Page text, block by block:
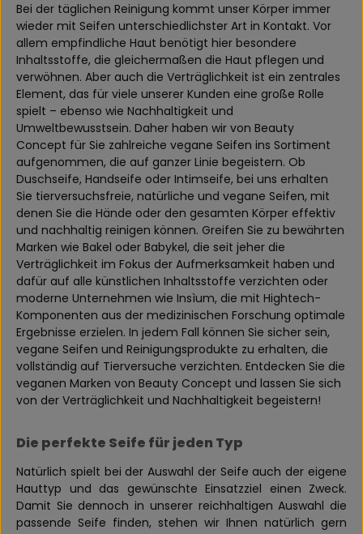
Bei der täglichen Reinigung kommt unser Körper immer
wieder mit Seifen unterschiedlichster Art in Kontakt. Vor
allem empfindliche Haut benötigt hier besondere
Inhaltsstoffe, die gleichermaßen die Haut pflegen und
verwöhnen. Aber auch die Verträglichkeit ist ein zentrales
Element, das für viele unserer Kunden eine große Rolle
spielt – ebenso wie Nachhaltigkeit und
Umweltbewusstsein. Daher haben wir von Beauty
Concept für Sie zahlreiche vegane Seifen ins Sortiment
aufgenommen, die auf ganzer Linie begeistern. Ob
Duschseife, Handseife oder Intimseife, bei uns erhalten
Sie tierversuchsfreie, natürliche und vegane Seifen, mit
denen Sie die Hände oder den gesamten Körper effektiv
und nachhaltig reinigen können. Greifen Sie zu bewährten
Marken wie Bakel oder Babykel, die seit jeher die
Verträglichkeit im Fokus der Aufmerksamkeit haben und
dafür auf alle künstlichen Inhaltsstoffe verzichten oder
moderne Unternehmen wie Insìum, die mit Hightech-
Komponenten aus der medizinischen Forschung optimale
Ergebnisse erzielen. In jedem Fall können Sie sicher sein,
vegane Seifen und Reinigungsprodukte zu erhalten, die
vollständig auf Tierversuche verzichten. Entdecken Sie die
veganen Marken von Beauty Concept und lassen Sie sich
von der Verträglichkeit und Nachhaltigkeit begeistern!
Die perfekte Seife für jeden Typ
Natürlich spielt bei der Auswahl der Seife auch der eigene
Hauttyp und das gewünschte Einsatzziel einen Zweck.
Damit Sie dennoch in unserer reichhaltigen Auswahl die
passende Seife finden, stehen wir Ihnen natürlich gern